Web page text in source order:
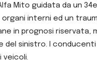
Mito guidata da un
organi interni ed un
in prognosi riservata,
del sinistro. I
veicoli.